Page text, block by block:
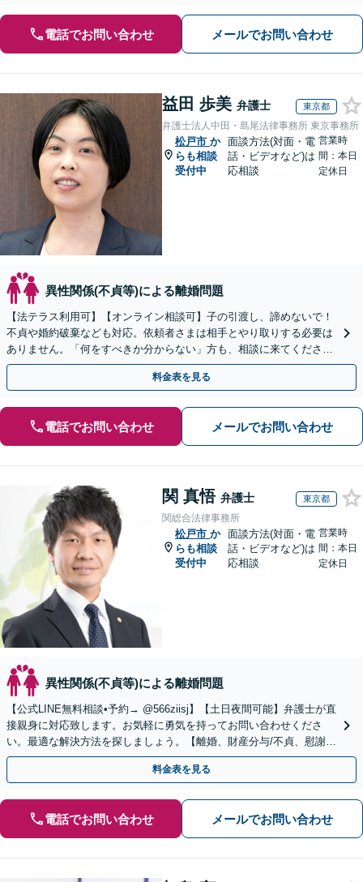
電話でお問い合わせ メールでお問い合わせ
益田 歩美 弁護士 東京都
弁護士法人中田・島尾法律事務所 東京事務所
松戸市 か
らも相談
受付中
面談方法(対面・電
話・ビデオなど)は
応相談
営業時
間：本日
定休日
異性関係(不貞等)による離婚問題
【法テラス利用可】【オンライン相談可】子の引渡し、諦めないで！
不貞や婚約破棄なども対応。依頼者さまは相手とやり取りする必要は
ありません。「何をすべきか分からない」方も、相談に来てくださ
い。相談・書類作成のみのプランもあります
料金表を見る
電話でお問い合わせ メールでお問い合わせ
関 真悟 弁護士 東京都
関総合法律事務所
松戸市 か
らも相談
受付中
面談方法(対面・電
話・ビデオなど)は
応相談
営業時
間：本日
定休日
異性関係(不貞等)による離婚問題
【公式LINE無料相談•予約→ @566ziisj】【土日夜間可能】弁護士が直
接親身に対応致します。お気軽に勇気を持ってお問い合わせくださ
い。最適な解決方法を探しましょう。【離婚、財産分与/不貞、慰謝
料/復縁/愛人契約】
料金表を見る
電話でお問い合わせ メールでお問い合わせ